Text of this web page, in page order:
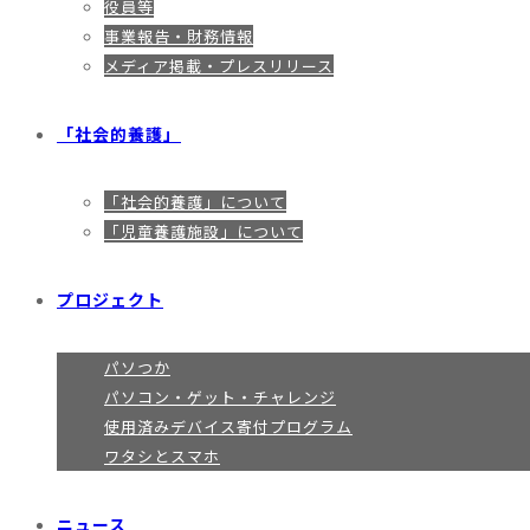
役員等
事業報告・財務情報
メディア掲載・プレスリリース
「社会的養護」
「社会的養護」について
「児童養護施設」について
プロジェクト
パソつか
パソコン・ゲット・チャレンジ
使用済みデバイス寄付プログラム
ワタシとスマホ
ニュース